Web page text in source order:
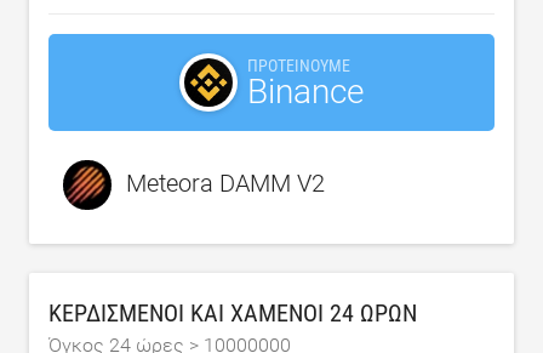
ΠΡΟΤΕΊΝΟΥΜΕ
Binance
Meteora DAMM V2
ΚΕΡΔΙΣΜΈΝΟΙ ΚΑΙ ΧΑΜΈΝΟΙ 24 ΩΡΏΝ
Όγκος 24 ώρες > 10000000